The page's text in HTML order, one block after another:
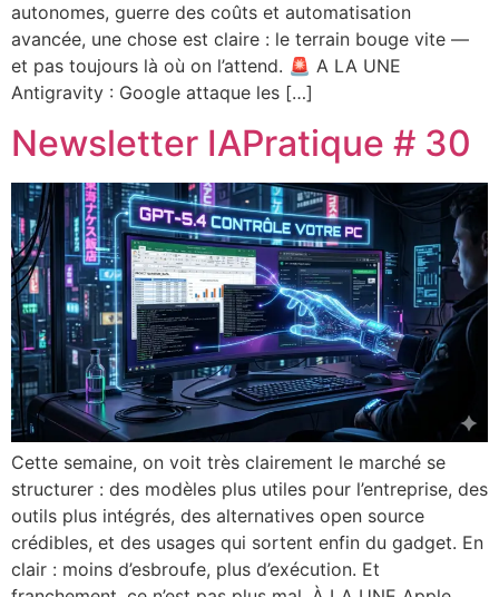
autonomes, guerre des coûts et automatisation
avancée, une chose est claire : le terrain bouge vite —
et pas toujours là où on l’attend. 🚨 A LA UNE
Antigravity : Google attaque les […]
Newsletter IAPratique # 30
Cette semaine, on voit très clairement le marché se
structurer : des modèles plus utiles pour l’entreprise, des
outils plus intégrés, des alternatives open source
crédibles, et des usages qui sortent enfin du gadget. En
clair : moins d’esbroufe, plus d’exécution. Et